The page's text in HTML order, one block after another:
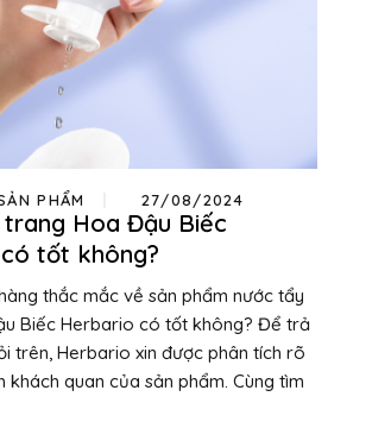
PHẨM 27/08/2024
Hoa Đậu Biếc
tốt không?
thắc mắc về sản phẩm nước tẩy
Biếc Herbario có tốt không? Để trả
trên, Herbario xin được phân tích rõ
khách quan của sản phẩm. Cùng tìm